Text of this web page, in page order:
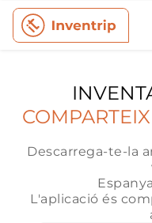
COMPARTEIX
Descarrega-te-la
L'aplicació és